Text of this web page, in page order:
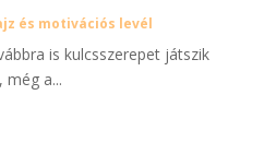
és motivációs levél
is kulcsszerepet játszik
még a...